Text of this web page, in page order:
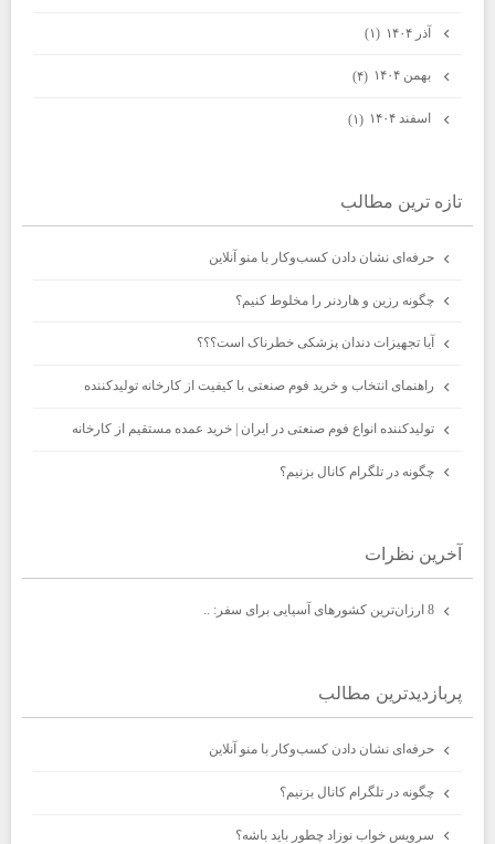
آذر ۱۴۰۴ (۱)
بهمن ۱۴۰۴ (۴)
اسفند ۱۴۰۴ (۱)
تازه ترين مطالب
حرفه‌ای نشان دادن کسب‌وکار با منو آنلاین
چگونه رزین و هاردنر را مخلوط کنیم؟
آیا تجهیزات دندان پزشکی خطرناک است؟؟؟
راهنمای انتخاب و خرید فوم صنعتی با کیفیت از کارخانه تولیدکننده
تولیدکننده انواع فوم صنعتی در ایران | خرید عمده مستقیم از کارخانه
چگونه در تلگرام کانال بزنیم؟
آخرين نظرات
پربازديدترين مطالب
حرفه‌ای نشان دادن کسب‌وکار با منو آنلاین
چگونه در تلگرام کانال بزنیم؟
سرویس خواب نوزاد چطور باید باشه؟